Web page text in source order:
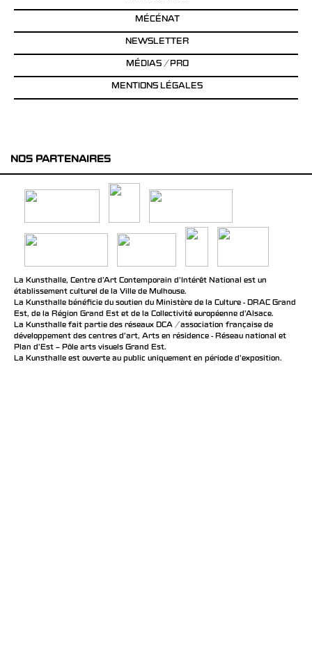
MÉCÉNAT
NEWSLETTER
MÉDIAS / PRO
MENTIONS LÉGALES
NOS PARTENAIRES
La Kunsthalle, Centre d’Art Contemporain d’Intérêt National est un
établissement culturel de la Ville de Mulhouse.
La Kunsthalle bénéficie du soutien du Ministère de la Culture - DRAC Grand
Est, de la Région Grand Est et de la Collectivité européenne d’Alsace.
La Kunsthalle fait partie des réseaux DCA / association française de
développement des centres d'art, Arts en résidence - Réseau national et
Plan d’Est – Pôle arts visuels Grand Est.
La Kunsthalle est ouverte au public uniquement en période d'exposition.